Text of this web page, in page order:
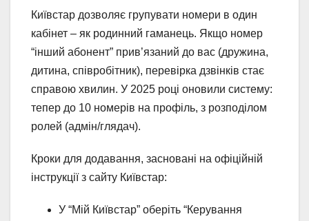
Київстар дозволяє групувати номери в один
кабінет – як родинний гаманець. Якщо номер
“інший абонент” прив’язаний до вас (дружина,
дитина, співробітник), перевірка дзвінків стає
справою хвилин. У 2025 році оновили систему:
тепер до 10 номерів на профіль, з розподілом
ролей (адмін/глядач).
Кроки для додавання, засновані на офіційній
інструкції з сайту Київстар:
У “Мій Київстар” оберіть “Керування